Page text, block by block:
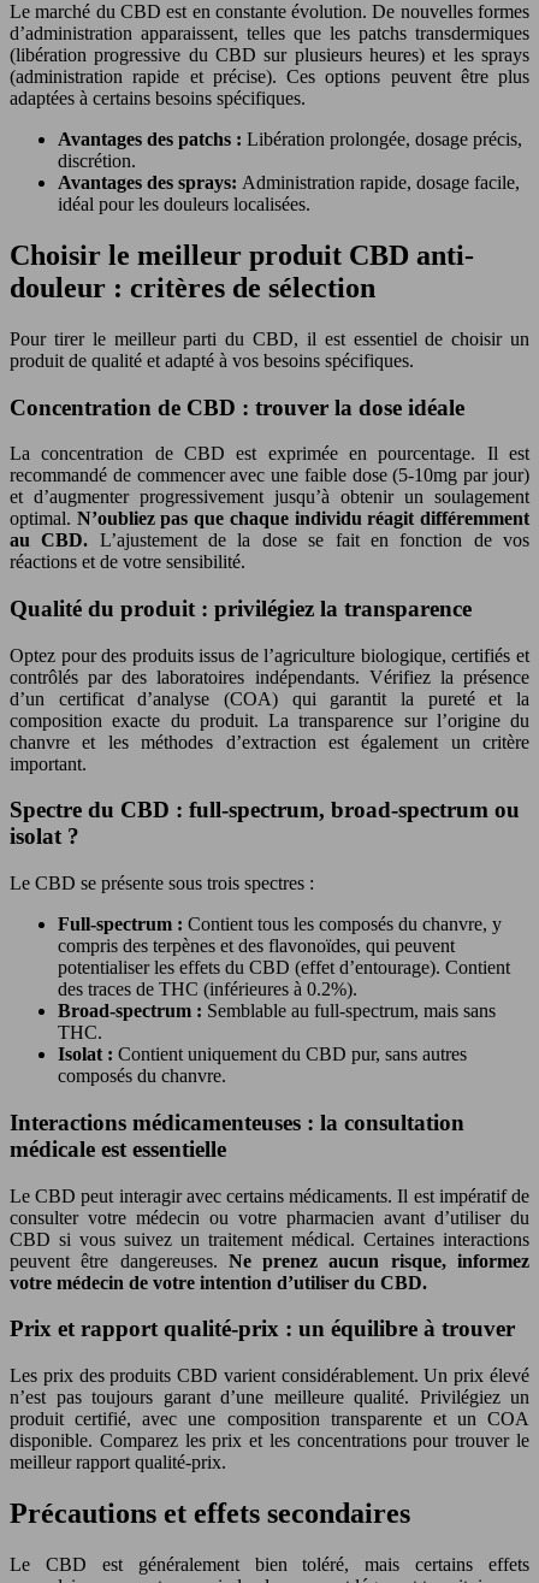
Le marché du CBD est en constante évolution. De nouvelles formes
d’administration apparaissent, telles que les patchs transdermiques
(libération progressive du CBD sur plusieurs heures) et les sprays
(administration rapide et précise). Ces options peuvent être plus
adaptées à certains besoins spécifiques.
Avantages des patchs : Libération prolongée, dosage précis,
discrétion.
Avantages des sprays: Administration rapide, dosage facile,
idéal pour les douleurs localisées.
Choisir le meilleur produit CBD anti-
douleur : critères de sélection
Pour tirer le meilleur parti du CBD, il est essentiel de choisir un
produit de qualité et adapté à vos besoins spécifiques.
Concentration de CBD : trouver la dose idéale
La concentration de CBD est exprimée en pourcentage. Il est
recommandé de commencer avec une faible dose (5-10mg par jour)
et d’augmenter progressivement jusqu’à obtenir un soulagement
optimal. N’oubliez pas que chaque individu réagit différemment
au CBD. L’ajustement de la dose se fait en fonction de vos
réactions et de votre sensibilité.
Qualité du produit : privilégiez la transparence
Optez pour des produits issus de l’agriculture biologique, certifiés et
contrôlés par des laboratoires indépendants. Vérifiez la présence
d’un certificat d’analyse (COA) qui garantit la pureté et la
composition exacte du produit. La transparence sur l’origine du
chanvre et les méthodes d’extraction est également un critère
important.
Spectre du CBD : full-spectrum, broad-spectrum ou
isolat ?
Le CBD se présente sous trois spectres :
Full-spectrum : Contient tous les composés du chanvre, y
compris des terpènes et des flavonoïdes, qui peuvent
potentialiser les effets du CBD (effet d’entourage). Contient
des traces de THC (inférieures à 0.2%).
Broad-spectrum : Semblable au full-spectrum, mais sans
THC.
Isolat : Contient uniquement du CBD pur, sans autres
composés du chanvre.
Interactions médicamenteuses : la consultation
médicale est essentielle
Le CBD peut interagir avec certains médicaments. Il est impératif de
consulter votre médecin ou votre pharmacien avant d’utiliser du
CBD si vous suivez un traitement médical. Certaines interactions
peuvent être dangereuses. Ne prenez aucun risque, informez
votre médecin de votre intention d’utiliser du CBD.
Prix et rapport qualité-prix : un équilibre à trouver
Les prix des produits CBD varient considérablement. Un prix élevé
n’est pas toujours garant d’une meilleure qualité. Privilégiez un
produit certifié, avec une composition transparente et un COA
disponible. Comparez les prix et les concentrations pour trouver le
meilleur rapport qualité-prix.
Précautions et effets secondaires
Le CBD est généralement bien toléré, mais certains effets